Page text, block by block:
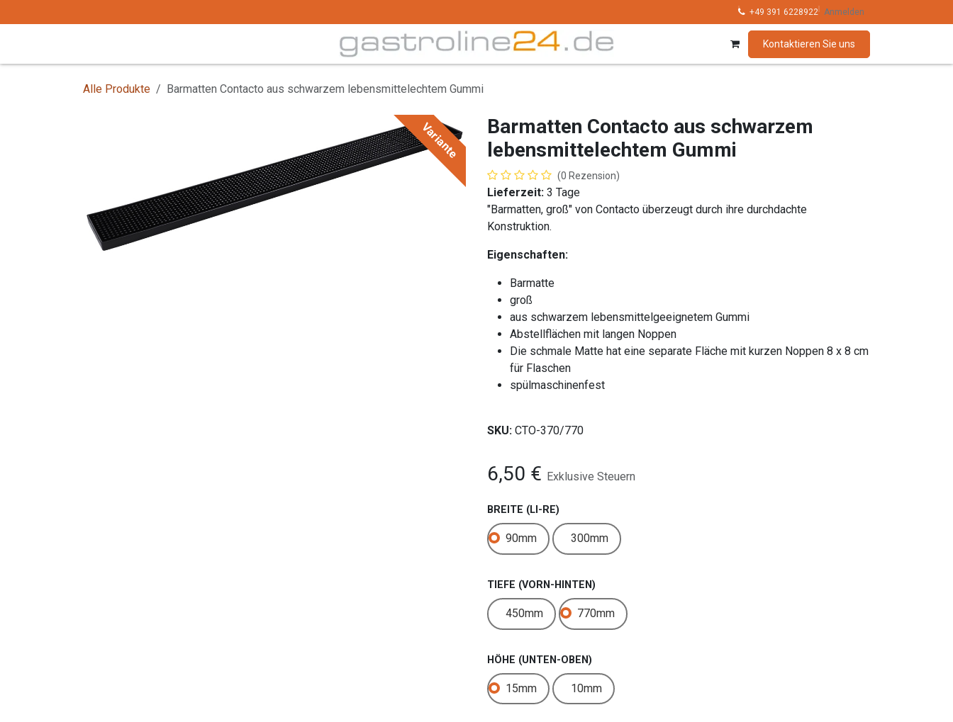
Kollektionen Marken
+49 391 6228922 Anmelden
Kontaktieren Sie uns
Alle Produkte Barmatten Contacto aus schwarzem lebensmittelechtem Gummi
Variante
Barmatten Contacto aus schwarzem
lebensmittelechtem Gummi
(0 Rezension)
Lieferzeit: 3 Tage
"Barmatten, groß" von Contacto überzeugt durch ihre durchdachte
Konstruktion.
Eigenschaften:
Barmatte
groß
aus schwarzem lebensmittelgeeignetem Gummi
Abstellflächen mit langen Noppen
Die schmale Matte hat eine separate Fläche mit kurzen Noppen 8 x 8 cm
für Flaschen
spülmaschinenfest
SKU: CTO-370/770
6,50 € Exklusive Steuern
BREITE (LI-RE)
90mm 300mm
TIEFE (VORN-HINTEN)
450mm 770mm
HÖHE (UNTEN-OBEN)
15mm 10mm